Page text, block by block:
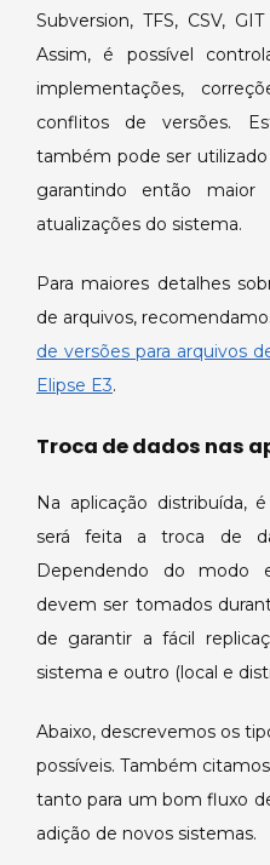
Subversion, TFS, CSV,
Assim, é possível
implementações,
conflitos de versões.
também pode ser
garantindo então
atualizações do sistema.
Para maiores detalhes
de arquivos,
de versões para arquivos
Elipse E3.
Troca de dados nas
Na aplicação distribuída,
será feita a troca de
Dependendo do modo
devem ser tomados
de garantir a fácil
sistema e outro (local e
Abaixo, descrevemos os
possíveis. Também
tanto para um bom fluxo
adição de novos sistemas.